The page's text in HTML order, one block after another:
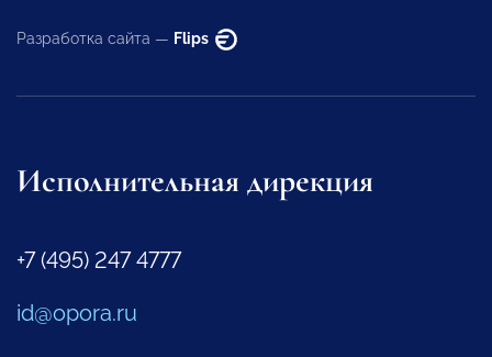
Разработка сайта — Flips
Исполнительная дирекция
+7 (495) 247 4777
id@opora.ru